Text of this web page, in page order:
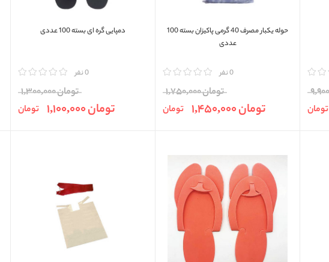
تومان
حوله یکبار مصرف 40 گرمی پاکیزان بسته 100
عددی
0 نفر
تومان 1,750,000
تومان 1,450,000 تومان
دمپایی گره ای بسته 100 عددی
0 نفر
تومان 1,300,000
تومان 1,100,000 تومان